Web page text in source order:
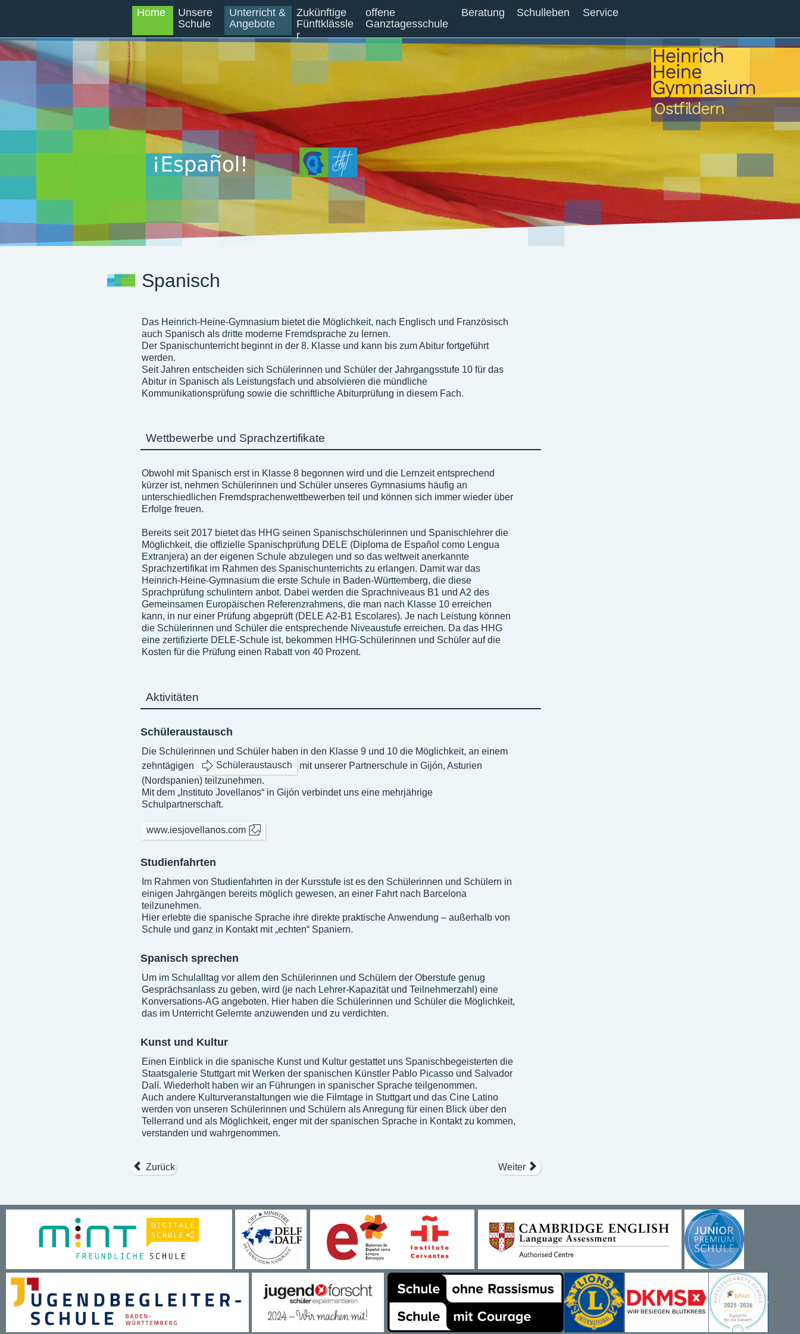
Home
Unsere
Schule
Unterricht &
Angebote
Zukünftige
Fünftklässle
r
offene
Ganztagesschule
Beratung Schulleben Service
Spanisch
Das Heinrich-Heine-Gymnasium bietet die Möglichkeit, nach Englisch und Französisch
auch Spanisch als dritte moderne Fremdsprache zu lernen.
Der Spanischunterricht beginnt in der 8. Klasse und kann bis zum Abitur fortgeführt
werden.
Seit Jahren entscheiden sich Schülerinnen und Schüler der Jahrgangsstufe 10 für das
Abitur in Spanisch als Leistungsfach und absolvieren die mündliche
Kommunikationsprüfung sowie die schriftliche Abiturprüfung in diesem Fach.
Wettbewerbe und Sprachzertifikate
Obwohl mit Spanisch erst in Klasse 8 begonnen wird und die Lernzeit entsprechend
kürzer ist, nehmen Schülerinnen und Schüler unseres Gymnasiums häufig an
unterschiedlichen Fremdsprachenwettbewerben teil und können sich immer wieder über
Erfolge freuen.
Bereits seit 2017 bietet das HHG seinen Spanischschülerinnen und Spanischlehrer die
Möglichkeit, die offizielle Spanischprüfung DELE (Diploma de Español como Lengua
Extranjera) an der eigenen Schule abzulegen und so das weltweit anerkannte
Sprachzertifikat im Rahmen des Spanischunterrichts zu erlangen. Damit war das
Heinrich-Heine-Gymnasium die erste Schule in Baden-Württemberg, die diese
Sprachprüfung schulintern anbot. Dabei werden die Sprachniveaus B1 und A2 des
Gemeinsamen Europäischen Referenzrahmens, die man nach Klasse 10 erreichen
kann, in nur einer Prüfung abgeprüft (DELE A2-B1 Escolares). Je nach Leistung können
die Schülerinnen und Schüler die entsprechende Niveaustufe erreichen. Da das HHG
eine zertifizierte DELE-Schule ist, bekommen HHG-Schülerinnen und Schüler auf die
Kosten für die Prüfung einen Rabatt von 40 Prozent.
Aktivitäten
Schüleraustausch
Die Schülerinnen und Schüler haben in den Klasse 9 und 10 die Möglichkeit, an einem
zehntägigen
Schüleraustausch
mit unserer Partnerschule in Gijón, Asturien
(Nordspanien) teilzunehmen.
Mit dem „Instituto Jovellanos“ in Gijón verbindet uns eine mehrjährige
Schulpartnerschaft.
www.iesjovellanos.com
Studienfahrten
Im Rahmen von Studienfahrten in der Kursstufe ist es den Schülerinnen und Schülern in
einigen Jahrgängen bereits möglich gewesen, an einer Fahrt nach Barcelona
teilzunehmen.
Hier erlebte die spanische Sprache ihre direkte praktische Anwendung – außerhalb von
Schule und ganz in Kontakt mit „echten“ Spaniern.
Spanisch sprechen
Um im Schulalltag vor allem den Schülerinnen und Schülern der Oberstufe genug
Gesprächsanlass zu geben, wird (je nach Lehrer-Kapazität und Teilnehmerzahl) eine
Konversations-AG angeboten. Hier haben die Schülerinnen und Schüler die Möglichkeit,
das im Unterricht Gelernte anzuwenden und zu verdichten.
Kunst und Kultur
Einen Einblick in die spanische Kunst und Kultur gestattet uns Spanischbegeisterten die
Staatsgalerie Stuttgart mit Werken der spanischen Künstler Pablo Picasso und Salvador
Dalí. Wiederholt haben wir an Führungen in spanischer Sprache teilgenommen.
Auch andere Kulturveranstaltungen wie die Filmtage in Stuttgart und das Cine Latino
werden von unseren Schülerinnen und Schülern als Anregung für einen Blick über den
Tellerrand und als Möglichkeit, enger mit der spanischen Sprache in Kontakt zu kommen,
verstanden und wahrgenommen.
Zurück Weiter